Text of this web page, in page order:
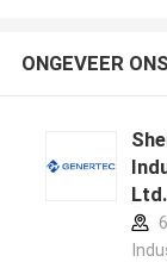
ONGEVEER ONS